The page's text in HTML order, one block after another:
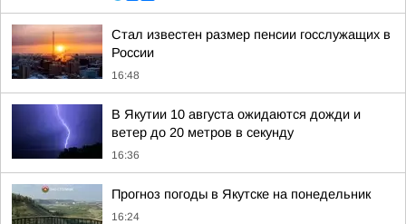
Стал известен размер пенсии госслужащих в
России
16:48
В Якутии 10 августа ожидаются дожди и
ветер до 20 метров в секунду
16:36
Прогноз погоды в Якутске на понедельник
16:24